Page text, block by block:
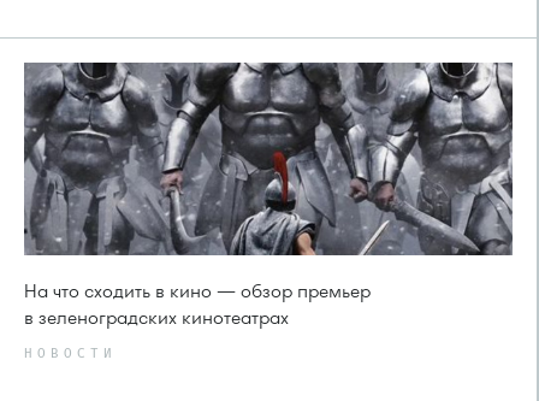
На что сходить в кино — обзор премьер
в зеленоградских кинотеатрах
НОВОСТИ